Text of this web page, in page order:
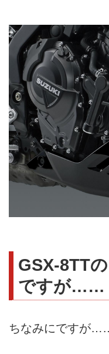
GSX-8TT
ですが……
ちなみにですが